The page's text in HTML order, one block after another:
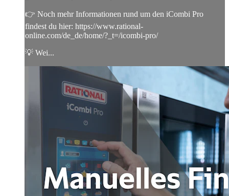
👉 Noch mehr Informationen rund um den iCombi Pro
findest du hier: https://www.rational-
online.com/de_de/home/?_t=/icombi-pro/
💡 Wei...